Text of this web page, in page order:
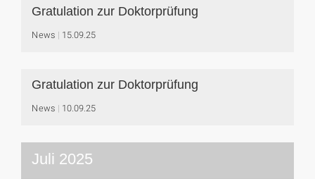
Gratulation zur Doktorprüfung
News 15.09.25
Gratulation zur Doktorprüfung
News 10.09.25
Juli 2025